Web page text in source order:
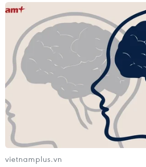
vietnamplus.vn